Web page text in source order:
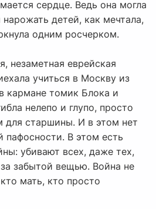
сердце. Ведь она могла
детей, как мечтала,
одним росчерком.
незаметная еврейская
учиться в Москву из
кармане томик Блока и
нелепо и глупо, просто
для старшины. И в этом нет
пафосности. В этом есть
убивают всех, даже тех,
забытой вещью. Война не
мать, кто просто